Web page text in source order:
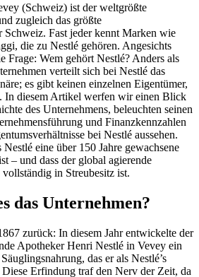
(Schweiz) ist der weltgrößte
zugleich das größte
Schweiz. Fast jeder kennt Marken wie
die zu Nestlé gehören. Angesichts
Frage: Wem gehört Nestlé? Anders als
verteilt sich bei Nestlé das
es gibt keinen einzelnen Eigentümer,
In diesem Artikel werfen wir einen Blick
des Unternehmens, beleuchten seinen
und Finanzkennzahlen
bei Nestlé aussehen.
eine über 150 Jahre gewachsene
– und dass der global agierende
in Streubesitz ist.
das Unternehmen?
zurück: In diesem Jahr entwickelte der
Apotheker Henri Nestlé in Vevey ein
das er als Nestlé’s
Erfindung traf den Nerv der Zeit, da